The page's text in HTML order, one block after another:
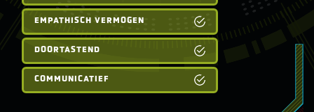
EMPATHISCH VERMOGEN
DOORTASTEND
COMMUNICATIEF